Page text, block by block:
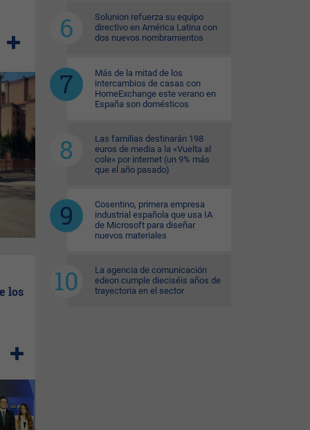
los
Solunion refuerza su equipo
directivo en América Latina con
dos nuevos nombramientos
Más de la mitad de los
intercambios de casas con
HomeExchange este verano en
España son domésticos
Las familias destinarán 198
euros de media a la «Vuelta al
cole» por internet (un 9% más
que el año pasado)
Cosentino, primera empresa
industrial española que usa IA
de Microsoft para diseñar
nuevos materiales
La agencia de comunicación
edeon cumple dieciséis años de
trayectoria en el sector